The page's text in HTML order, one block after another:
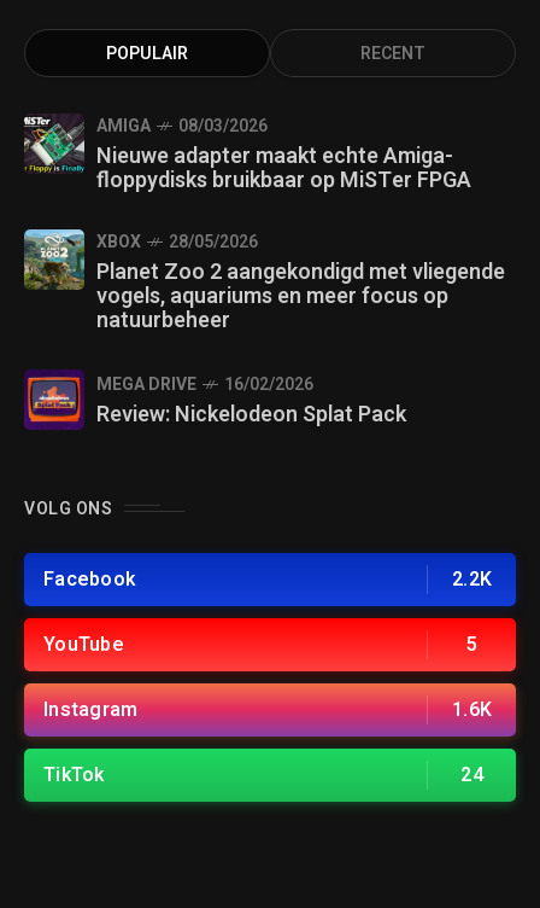
POPULAIR RECENT
AMIGA 08/03/2026
Nieuwe adapter maakt echte Amiga-
floppydisks bruikbaar op MiSTer FPGA
XBOX 28/05/2026
Planet Zoo 2 aangekondigd met vliegende
vogels, aquariums en meer focus op
natuurbeheer
MEGA DRIVE 16/02/2026
Review: Nickelodeon Splat Pack
VOLG ONS
Facebook 2.2K
YouTube 5
Instagram 1.6K
TikTok 24